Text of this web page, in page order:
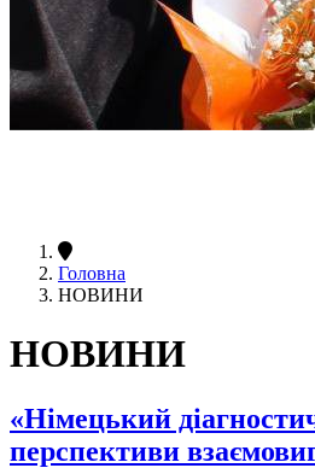
Головна
НОВИНИ
НОВИНИ
«Німецький
перспективи